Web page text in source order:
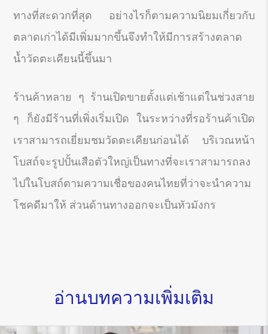
ทางที่สะดวกที่สุด อย่างไรก็ตามความนิยมเกี่ยวกับ
ตลาดเก่าได้มีเพิ่มมากขึ้นจึงทำให้มีการสร้างตลาด
น้ำวัดตะเคียนนี้ขึ้นมา
ร้านค้าหลาย ๆ ร้านเปิดขายตั้งแต่เช้าแต่ในช่วงสาย
ๆ ก็ยังมีร้านที่เพิ่งเริ่มเปิด ในระหว่างที่รอร้านค้าเปิด
เราสามารถเยี่ยมชมวัดตะเคียนก่อนได้ บริเวณหน้า
โบสถ์จะรูปปั้นเสือตัวใหญ่เป็นทางที่จะเราสามารถลง
ไปในโบสถ์ตามความเชื่อของคนไทยที่ว่าจะนำความ
โชคดีมาให้ ส่วนด้านทางออกจะเป็นหัวมังกร
อ่านบทความเพิ่มเติม